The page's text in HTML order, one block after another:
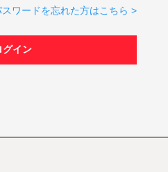
スワードを忘れた方はこちら >
グイン